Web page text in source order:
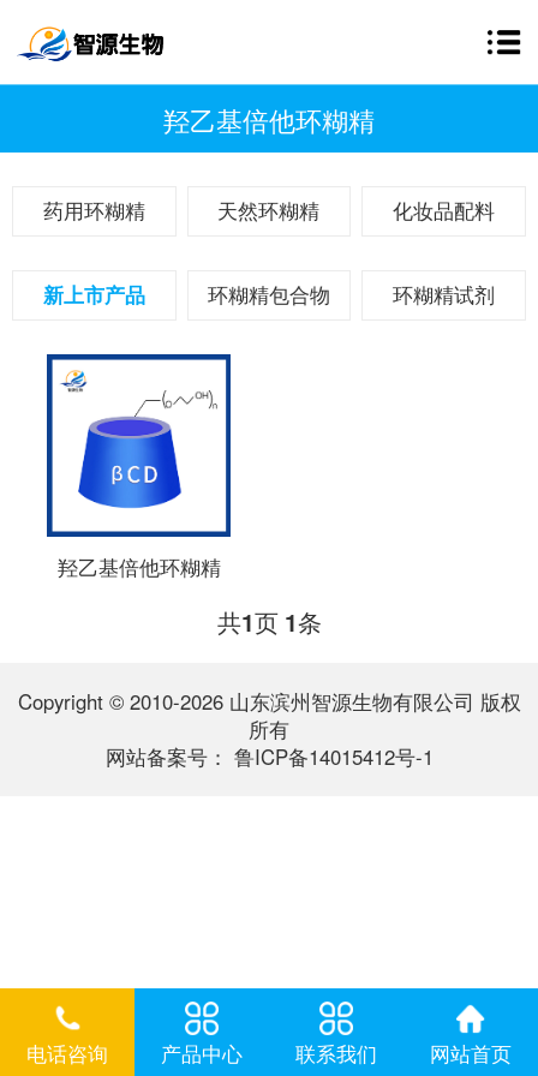
羟乙基倍他环糊精
药用环糊精 天然环糊精 化妆品配料
新上市产品 环糊精包合物 环糊精试剂
羟乙基倍他环糊精
共1页 1条
Copyright © 2010-2026 山东滨州智源生物有限公司 版权
所有
网站备案号： 鲁ICP备14015412号-1
电话咨询 产品中心 联系我们 网站首页